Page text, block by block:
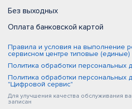
Без выходных
Оплата банковской картой
Правила и условия на выполнение
сервисном центре типовые (единые)
Политика обработки персональных
Политика обработки персональных
"Цифровой сервис"
Для улучшения качества обслуживания
записан